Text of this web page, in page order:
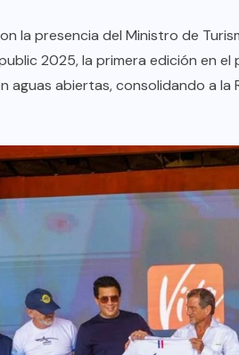
la presencia del Ministro de
2025, la primera edición en
aguas abiertas, consolidando a la